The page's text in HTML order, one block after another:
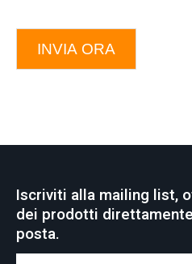
INVIA ORA
Iscriviti alla mailing list,
dei prodotti
posta.